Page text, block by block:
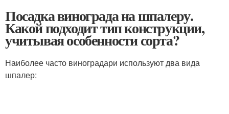
Посадка винограда на шпалеру.
Какой подходит тип конструкции,
учитывая особенности сорта?
Наиболее часто виноградари используют два вида
шпалер: